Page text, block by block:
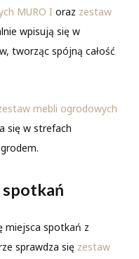
MURO I oraz zestaw
wpisują się w
tworząc spójną całość
mebli ogrodowych
się w strefach
spotkań
miejsca spotkań z
sprawdza się zestaw